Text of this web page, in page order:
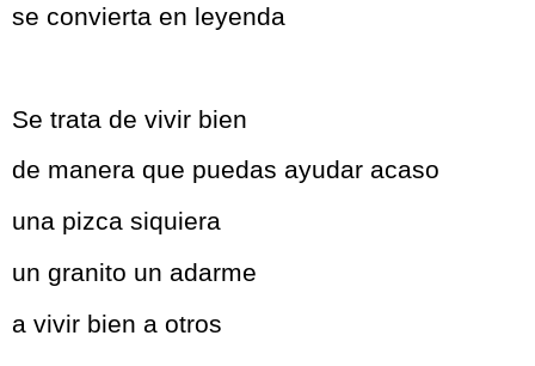
se convierta en leyenda
Se trata de vivir bien
de manera que puedas ayudar acaso
una pizca siquiera
un granito un adarme
a vivir bien a otros